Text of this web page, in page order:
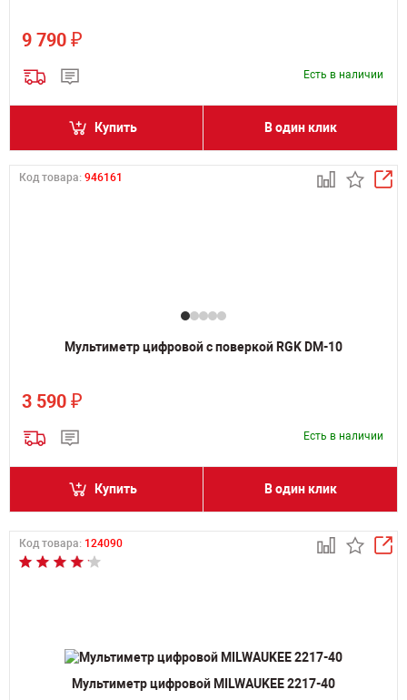
9 790 ₽
Есть в наличии
Купить В один клик
Код товара: 946161
Мультиметр цифровой с поверкой RGK DM-10
3 590 ₽
Есть в наличии
Купить В один клик
Код товара: 124090
Мультиметр цифровой MILWAUKEE 2217-40